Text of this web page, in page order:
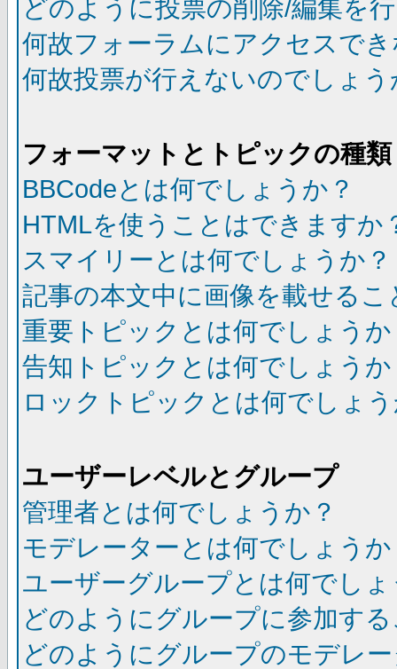
どのように投票の削除/編集を
何故フォーラムにアクセスで
何故投票が行えないのでしょう
フォーマットとトピックの種類
BBCodeとは何でしょうか？
HTMLを使うことはできますか
スマイリーとは何でしょうか？
記事の本文中に画像を載せる
重要トピックとは何でしょうか
告知トピックとは何でしょうか
ロックトピックとは何でしょ
ユーザーレベルとグループ
管理者とは何でしょうか？
モデレーターとは何でしょうか
ユーザーグループとは何でし
どのようにグループに参加す
どのようにグループのモデレ